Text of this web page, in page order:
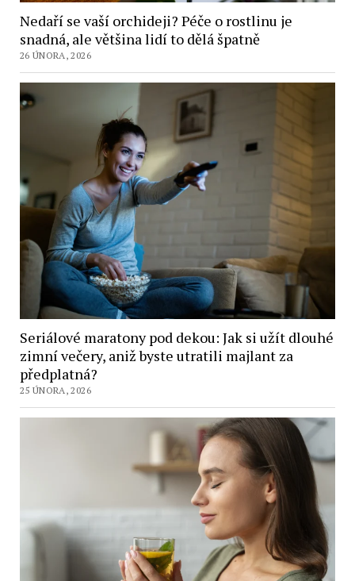
Nedaří se vaší orchideji? Péče o rostlinu je
snadná, ale většina lidí to dělá špatně
26 ÚNORA, 2026
Seriálové maratony pod dekou: Jak si užít dlouhé
zimní večery, aniž byste utratili majlant za
předplatná?
25 ÚNORA, 2026